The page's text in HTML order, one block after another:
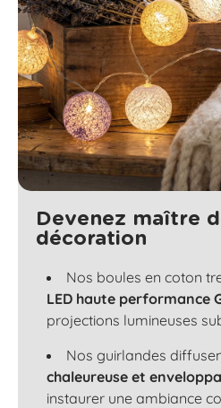
Devenez maître
décoration
Nos boules en coton
LED haute performance
projections lumineuses
Nos guirlandes
chaleureuse et
instaurer une ambiance